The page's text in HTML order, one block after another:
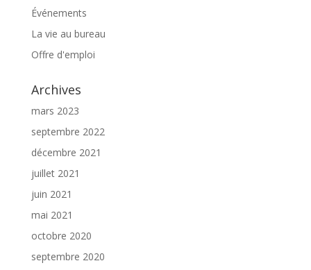
Événements
La vie au bureau
Offre d'emploi
Archives
mars 2023
septembre 2022
décembre 2021
juillet 2021
juin 2021
mai 2021
octobre 2020
septembre 2020